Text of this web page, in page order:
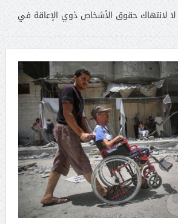
لا لانتهاك حقوق الأشخاص ذوي الإعاقة في